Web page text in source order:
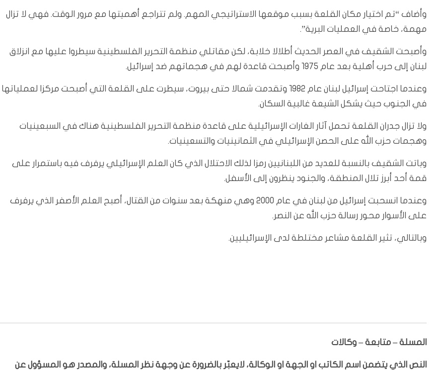
وأضاف “تم اختيار مكان القلعة بسبب موقعها الاستراتيجي المهم. ولم تتراجع أهميتها مع مرور الوقت. فهي لا تزال
مهمة، خاصة في العمليات البرية”.
وأصبحت الشقيف في العصر الحديث أطلالا خلابة، لكن مقاتلي منظمة التحرير الفلسطينية سيطروا عليها مع انزلاق
لبنان إلى حرب أهلية بعد عام 1975 وأصبحت قاعدة لهم في هجماتهم ضد إسرائيل.
وعندما اجتاحت إسرائيل لبنان عام 1982 وتقدمت شمالا حتى بيروت، سيطرت على القلعة التي أصبحت مركزا لعملياتها
في الجنوب حيث يشكل الشيعة غالبية السكان.
ولا تزال جدران القلعة تحمل آثار الغارات الإسرائيلية على قاعدة منظمة التحرير الفلسطينية هناك في السبعينيات
وهجمات حزب الله على الحصن الإسرائيلي في الثمانينيات والتسعينيات.
وباتت الشقيف بالنسبة للعديد من اللبنانيين رمزا لذلك الاحتلال الذي كان العلم الإسرائيلي يرفرف فيه باستمرار على
قمة أحد أبرز تلال المنطقة، والجنود ينظرون إلى الأسفل.
وعندما انسحبت إسرائيل من لبنان في عام 2000 وهي منهكة بعد سنوات من القتال، أصبح العلم الأصفر الذي يرفرف
على الأسوار محور رسالة حزب الله عن النصر.
وبالتالي، تثير القلعة مشاعر مختلطة لدى الإسرائيليين.
المسلة – متابعة – وكالات
النص الذي يتضمن اسم الكاتب او الجهة او الوكالة، لايعبّر بالضرورة عن وجهة نظر المسلة، والمصدر هو المسؤول عن